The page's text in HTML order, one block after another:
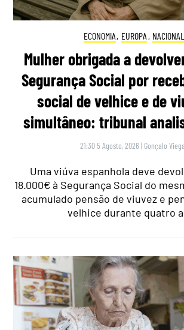
ECONOMIA, EUROPA , NACIONAL
Mulher obrigada a
Segurança Social por
social de velhice e de
simultâneo: tribunal
21:30 5 Agosto, 2026 | Gonçalo
Uma viúva espanhola deve
18.000€ à Segurança Social do
acumulado pensão de viuvez e
velhice durante quatro